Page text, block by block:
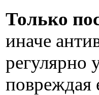
Только
иначе
регулярно
повреждая